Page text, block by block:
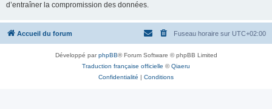
d’entraîner la compromission des données.
Accueil du forum Fuseau horaire sur UTC+02:00
Développé parphpBB® Forum Software © phpBB Limited
Traduction française officielle ©Qiaeru
Confidentialité | Conditions